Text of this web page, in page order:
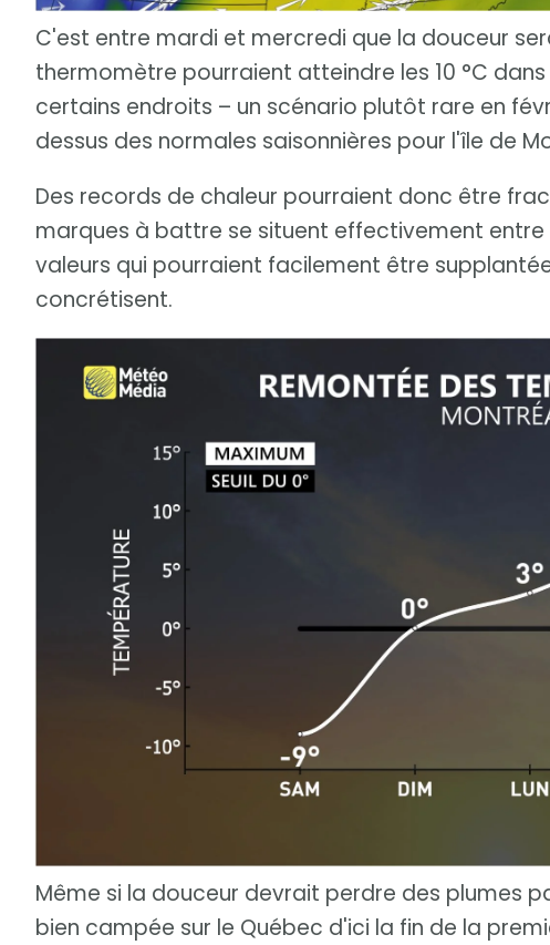
C'est entre mardi et mercredi que la douceur
thermomètre pourraient atteindre les 10 °C
certains endroits – un scénario plutôt rare en
dessus des normales saisonnières pour l'île de
Des records de chaleur pourraient donc être
marques à battre se situent effectivement entre
valeurs qui pourraient facilement être
concrétisent.
Même si la douceur devrait perdre des plumes
bien campée sur le Québec d'ici la fin de la